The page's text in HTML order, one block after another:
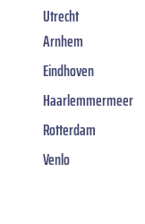
Utrecht
Arnhem
Eindhoven
Haarlemmermeer
Rotterdam
Venlo